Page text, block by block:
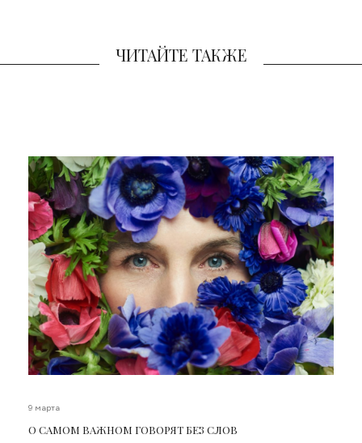
ЧИТАЙТЕ ТАКЖЕ
9 марта
О САМОМ ВАЖНОМ ГОВОРЯТ БЕЗ СЛОВ